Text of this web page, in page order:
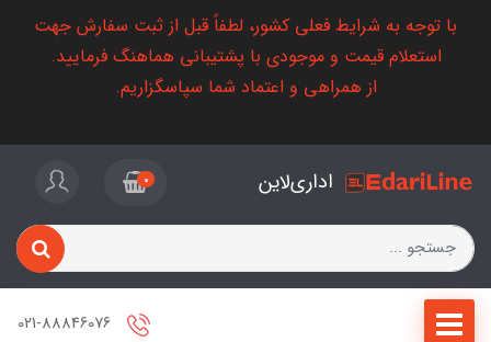
با توجه به شرایط فعلی کشور، لطفاً قبل از ثبت سفارش جهت
استعلام قیمت و موجودی با پشتیبانی هماهنگ فرمایید.
از همراهی و اعتماد شما سپاسگزاریم.
اداری‌لاین 0